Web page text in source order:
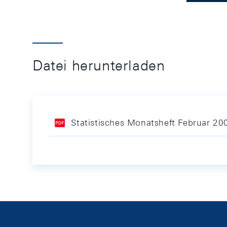
Datei herunterladen
Statistisches Monatsheft Februar